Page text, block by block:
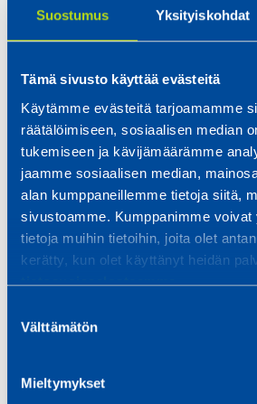
Suostumus Yksityiskohdat
Tämä sivusto käyttää evästeitä
Käytämme evästeitä tarjoamamme
räätälöimiseen, sosiaalisen median
tukemiseen ja kävijämäärämme
jaamme sosiaalisen median,
alan kumppaneillemme tietoja siitä,
sivustoamme. Kumppanimme voivat
tietoja muihin tietoihin, joita olet
kerätty, kun olet käyttänyt heidän
tietosuojaselosteemme.
valinta
Välttämätön
Mieltymykset
kunde utvecklas. Relicomp har
sina kunder mycket väl, och
marknaden – två nya stora kunder
Samarbetet med kunderna är
som bäst när man inkluderas i
planeringsskedet. Då kan man
fundera på arbetets
finslipa arbetsmomenten så
blir snabbare, utan också
”På så vis fungerar processen
samarbete.”
Försäljningsteamet har nått